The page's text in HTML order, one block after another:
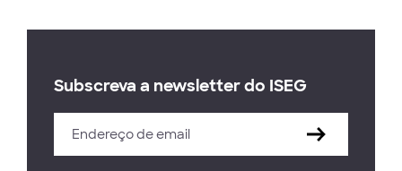
Subscreva a newsletter do ISEG